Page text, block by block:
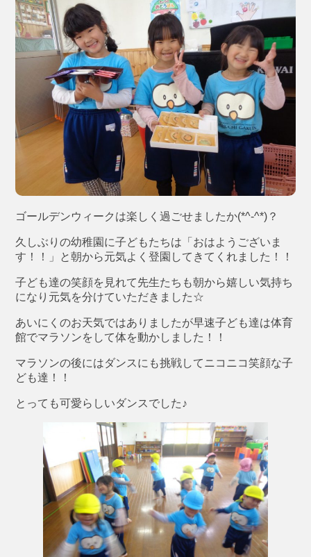
ゴールデンウィークは楽しく過ごせましたか(*^-^*)？
久しぶりの幼稚園に子どもたちは「おはようございま
す！！」と朝から元気よく登園してきてくれました！！
子ども達の笑顔を見れて先生たちも朝から嬉しい気持ち
になり元気を分けていただきました☆
あいにくのお天気ではありましたが早速子ども達は体育
館でマラソンをして体を動かしました！！
マラソンの後にはダンスにも挑戦してニコニコ笑顔な子
ども達！！
とっても可愛らしいダンスでした♪